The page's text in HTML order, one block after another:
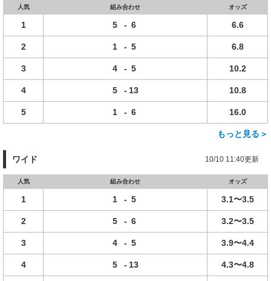
人気 組み合わせ オッズ
1 5 - 6 6.6
2 1 - 5 6.8
3 4 - 5 10.2
4 5 - 13 10.8
5 1 - 6 16.0
もっと見る＞
ワイド 10/10 11:40更新
人気 組み合わせ オッズ
1 1 - 5 3.1〜3.5
2 5 - 6 3.2〜3.5
3 4 - 5 3.9〜4.4
4 5 - 13 4.3〜4.8